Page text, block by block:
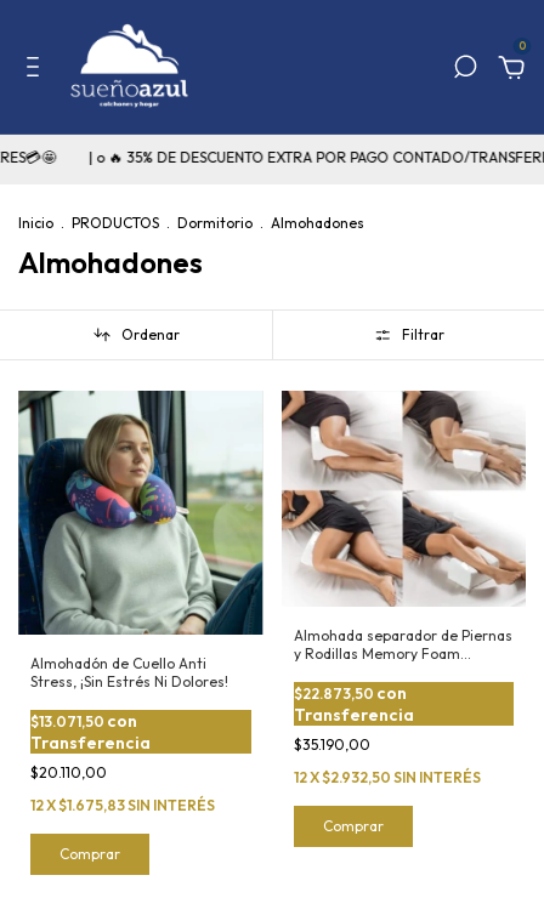
0
| o 🔥 35% DE DESCUENTO EXTRA POR PAGO CONTADO/
Inicio . PRODUCTOS . Dormitorio . Almohadones
Almohadones
Ordenar Filtrar
Almohadón de Cuello Anti
Stress, ¡Sin Estrés Ni Dolores!
$20.110,00
$13.071,50 con
Transferencia
12X$1.675,83SIN INTERÉS
Comprar
Almohada separador de Piernas
y Rodillas Memory Foam
$35.190,00
$22.873,50 con
Transferencia
12X$2.932,50 SIN INTERÉS